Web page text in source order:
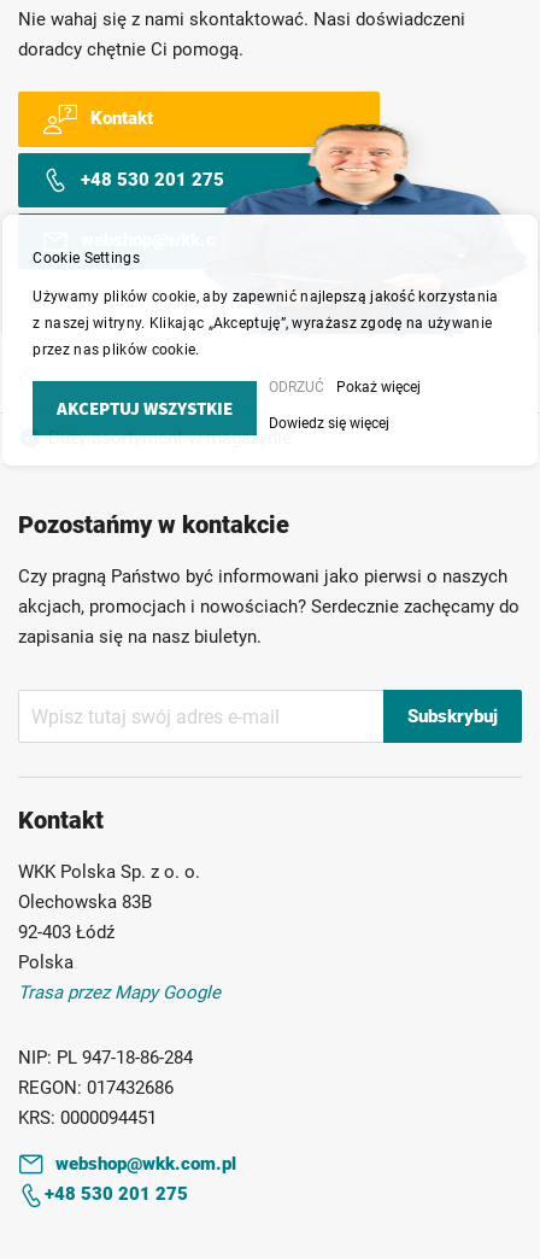
Nie wahaj się z nami skontaktować. Nasi doświadczeni
doradcy chętnie Ci pomogą.
Kontakt
+48 530 201 275
Duży asortyment w magazynie
Szybka dostawa
Indywidualni doradcy
Ponad 40 lat doświadczenia
Możliwość własnego etykietowania
Pozostańmy w kontakcie
Czy pragną Państwo być informowani jako pierwsi o naszych
akcjach, promocjach i nowościach? Serdecznie zachęcamy do
zapisania się na nasz biuletyn.
nasz
Subskrybuj
Kontakt
WKK Polska Sp. z o. o.
Olechowska 83B
92-403 Łódź
Polska
Trasa przez Mapy Google
NIP: PL 947-18-86-284
REGON: 017432686
KRS: 0000094451
webshop@wkk.com.pl
+48 530 201 275
Cookie Settings
Używamy plików cookie, aby zapewnić najlepszą jakość korzystania
z naszej witryny. Klikając „Akceptuję”, wyrażasz zgodę na używanie
przez nas plików cookie.
AKCEPTUJ WSZYSTKIE
ODRZUĆ Pokaż więcej
Dowiedz się więcej